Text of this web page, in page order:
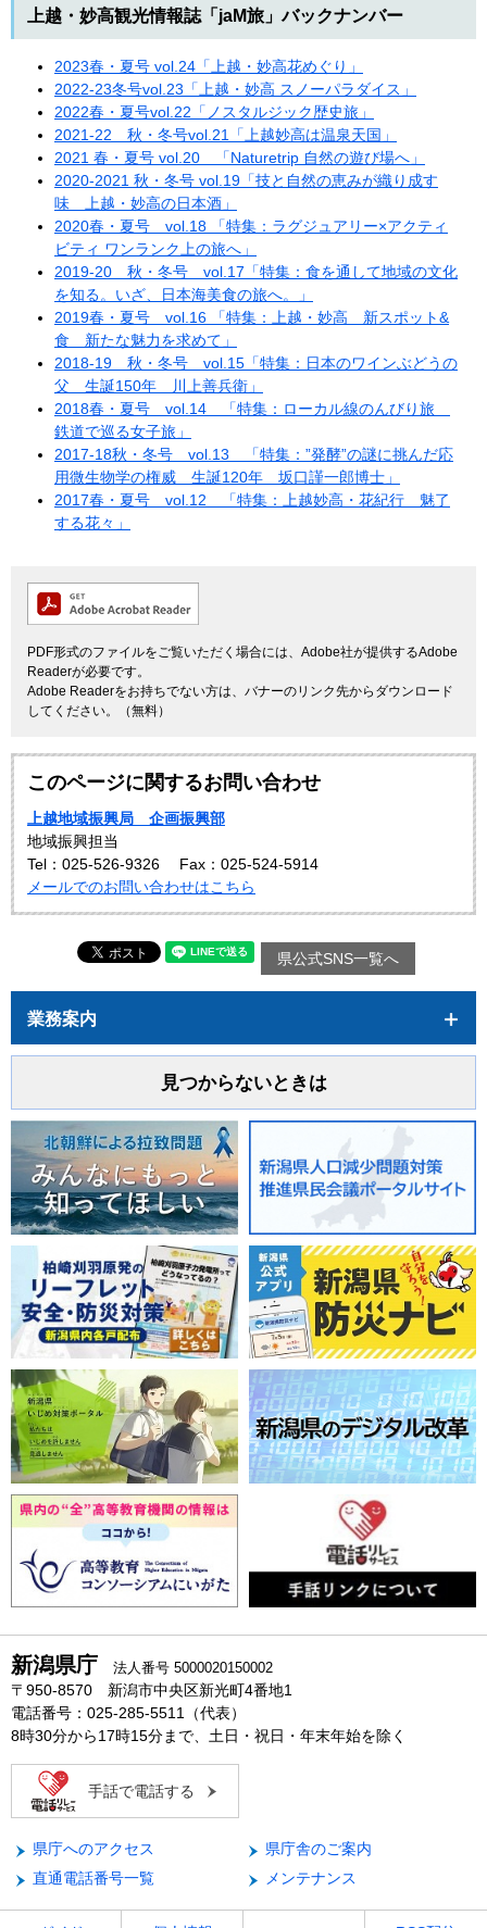
上越・妙高観光情報誌「jaM旅」バックナンバー
2023春・夏号 vol.24「上越・妙高花めぐり」
2022-23冬号vol.23「上越・妙高 スノーパラダイス」
2022春・夏号vol.22「ノスタルジック歴史旅」
2021-22 秋・冬号vol.21「上越妙高は温泉天国」
2021 春・夏号 vol.20 「Naturetrip 自然の遊び場へ」
2020-2021 秋・冬号 vol.19「技と自然の恵みが織り成す
味 上越・妙高の日本酒」
2020春・夏号 vol.18 「特集：ラグジュアリー×アクティ
ビティ ワンランク上の旅へ」
2019-20 秋・冬号 vol.17「特集：食を通して地域の文化
を知る。いざ、日本海美食の旅へ。」
2019春・夏号 vol.16 「特集：上越・妙高 新スポット&
食 新たな魅力を求めて」
2018-19 秋・冬号 vol.15「特集：日本のワインぶどうの
父 生誕150年 川上善兵衛」
2018春・夏号 vol.14 「特集：ローカル線のんびり旅
鉄道で巡る女子旅」
2017-18秋・冬号 vol.13 「特集：”発酵”の謎に挑んだ応
用微生物学の権威 生誕120年 坂口謹一郎博士」
2017春・夏号 vol.12 「特集：上越妙高・花紀行 魅了
する花々」
PDF形式のファイルをご覧いただく場合には、Adobe社が提供するAdobe
Readerが必要です。
Adobe Readerをお持ちでない方は、バナーのリンク先からダウンロード
してください。（無料）
このページに関するお問い合わせ
上越地域振興局 企画振興部
地域振興担当
Tel：025-526-9326
Fax：025-524-5914
メールでのお問い合わせはこちら
県公式SNS一覧へ
業務案内
見つからないときは
新潟県庁 法人番号 5000020150002
〒950-8570 新潟市中央区新光町4番地1
電話番号：025-285-5511（代表）
8時30分から17時15分まで、土日・祝日・年末年始を除く
手話で電話する
県庁へのアクセス
県庁舎のご案内
直通電話番号一覧
メンテナンス